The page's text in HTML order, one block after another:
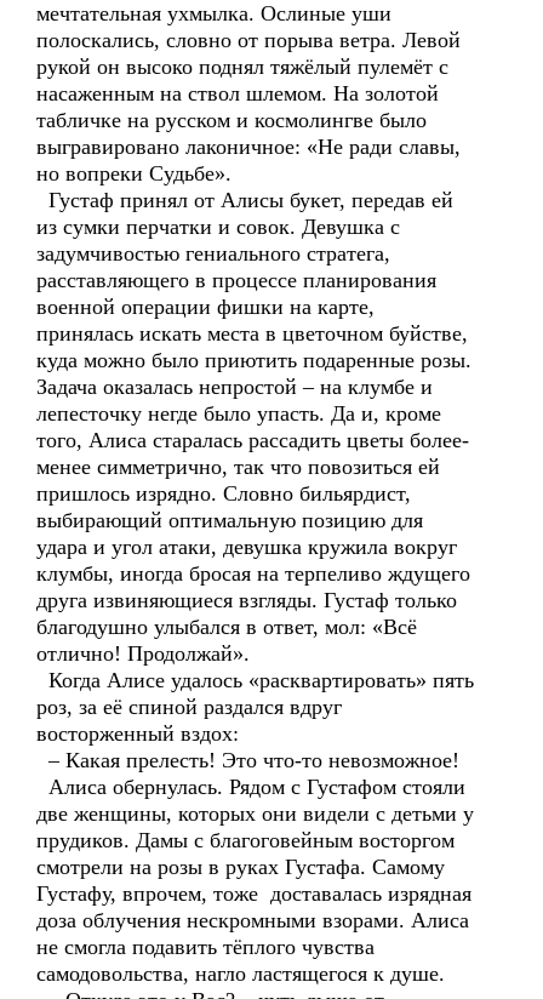
мечтательная ухмылка. Ослиные уши
полоскались, словно от порыва ветра. Левой
рукой он высоко поднял тяжёлый пулемёт с
насаженным на ствол шлемом. На золотой
табличке на русском и космолингве было
выгравировано лаконичное: «Не ради славы,
но вопреки Судьбе».
Густаф принял от Алисы букет, передав ей
из сумки перчатки и совок. Девушка с
задумчивостью гениального стратега,
расставляющего в процессе планирования
военной операции фишки на карте,
принялась искать места в цветочном буйстве,
куда можно было приютить подаренные розы.
Задача оказалась непростой – на клумбе и
лепесточку негде было упасть. Да и, кроме
того, Алиса старалась рассадить цветы более-
менее симметрично, так что повозиться ей
пришлось изрядно. Словно бильярдист,
выбирающий оптимальную позицию для
удара и угол атаки, девушка кружила вокруг
клумбы, иногда бросая на терпеливо ждущего
друга извиняющиеся взгляды. Густаф только
благодушно улыбался в ответ, мол: «Всё
отлично! Продолжай».
Когда Алисе удалось «расквартировать» пять
роз, за её спиной раздался вдруг
восторженный вздох:
– Какая прелесть! Это что-то невозможное!
Алиса обернулась. Рядом с Густафом стояли
две женщины, которых они видели с детьми у
прудиков. Дамы с благоговейным восторгом
смотрели на розы в руках Густафа. Самому
Густафу, впрочем, тоже доставалась изрядная
доза облучения нескромными взорами. Алиса
не смогла подавить тёплого чувства
самодовольства, нагло ластящегося к душе.